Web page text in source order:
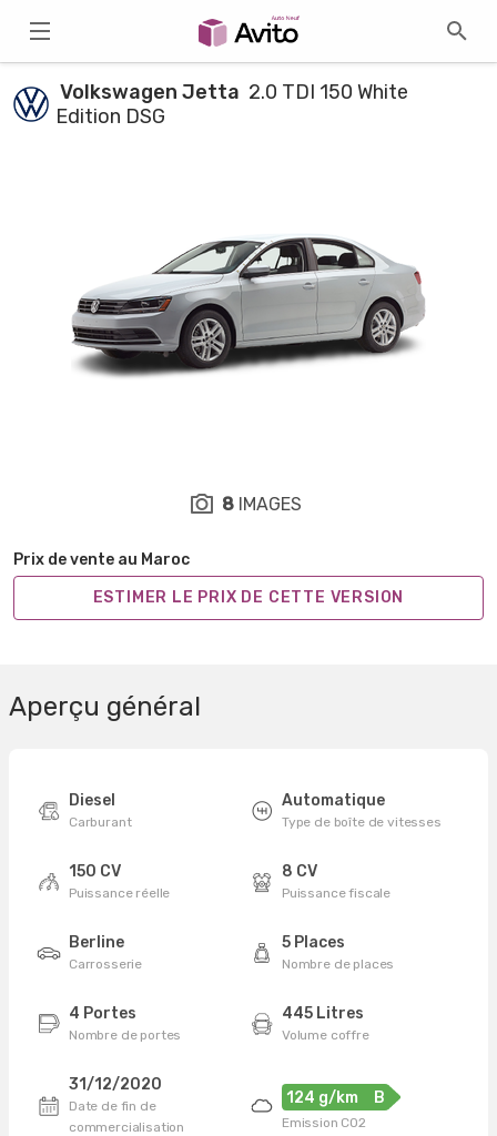
Volkswagen Jetta 2.0 TDI 150 White
Edition DSG
Prix de vente au Maroc
ESTIMER LE PRIX DE CETTE VERSION
8 IMAGES
Aperçu général
Diesel
Carburant
Automatique
Type de boîte de vitesses
150 CV
Puissance réelle
8 CV
Puissance fiscale
Berline
Carrosserie
5 Places
Nombre de places
4 Portes
Nombre de portes
445 Litres
Volume coffre
31/12/2020
Date de fin de
commercialisation
124 g/km B
Emission CO2